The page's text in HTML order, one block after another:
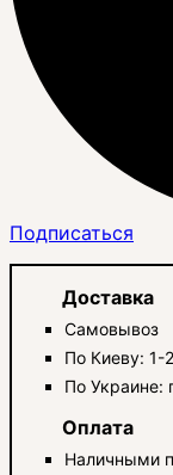
Подписаться
Доставка
Самовывоз
По Киеву: 1-
По Украине:
Оплата
Наличными